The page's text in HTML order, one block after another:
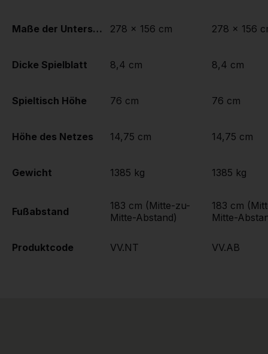
Maße der Unterseite des Spielbretts
Dicke Spielblatt
Spieltisch Höhe
Höhe des Netzes
Gewicht
Fußabstand
Produktcode
278 x 156 cm
8,4 cm
76 cm
14,75 cm
1385 kg
183 cm (Mitte-zu-
Mitte-Abstand)
VV.NT
278 x 156
8,4 cm
76 cm
14,75 cm
1385 kg
183 cm
Mitte-
VV.AB